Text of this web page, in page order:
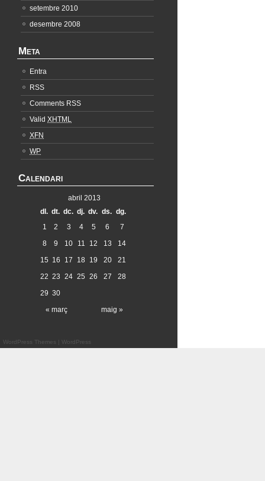
setembre 2010
desembre 2008
Meta
Entra
RSS
Comments RSS
Valid XHTML
XFN
WP
Calendari
abril 2013
dl. dt. dc. dj. dv. ds. dg.
« març maig »
1 2 3 4 5 6
7
8
9 10 11 12 13
14
15 16 17 18 19 20
21
22 23 24 25 26 27
28
29 30
WordPress Themes | WordPress